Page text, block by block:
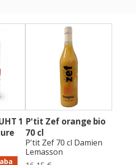
1 P'tit Zef orange bio
70 cl
P'tit Zef 70 cl Damien
Lemasson